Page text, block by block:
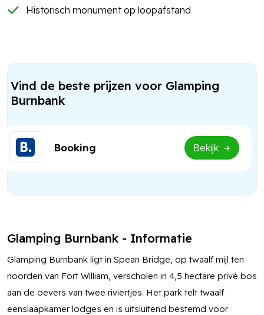
Historisch monument op loopafstand
Vind de beste prijzen voor Glamping
Burnbank
Booking Bekijk
Glamping Burnbank - Informatie
Glamping Burnbank ligt in Spean Bridge, op twaalf mijl ten
noorden van Fort William, verscholen in 4,5 hectare privé bos
aan de oevers van twee riviertjes. Het park telt twaalf
eenslaapkamer lodges en is uitsluitend bestemd voor